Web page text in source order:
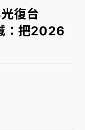
成逾半 波動率降
侯友宜揭這類災
毫米 水塔、雨棚
復台
：把2026